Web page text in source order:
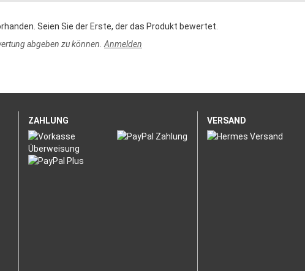
Seien Sie der Erste, der das Produkt bewertet.
abgeben zu können. Anmelden
ZAHLUNG VERSAND